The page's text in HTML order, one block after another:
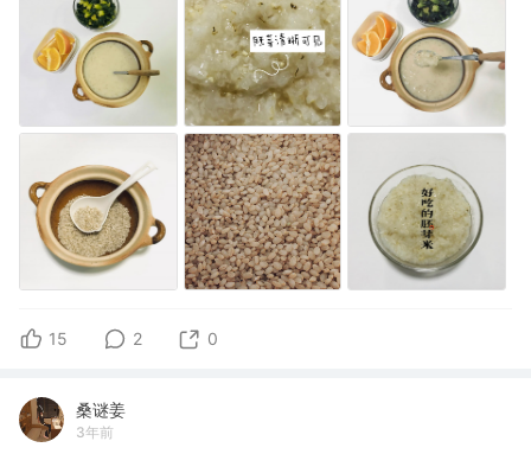
15 2 0
桑谜姜
3年前